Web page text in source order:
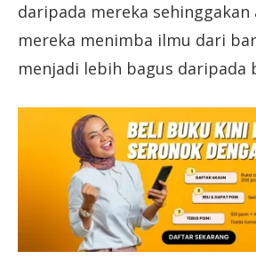
daripada mereka sehinggakan
mereka menimba ilmu dari
menjadi lebih bagus daripada